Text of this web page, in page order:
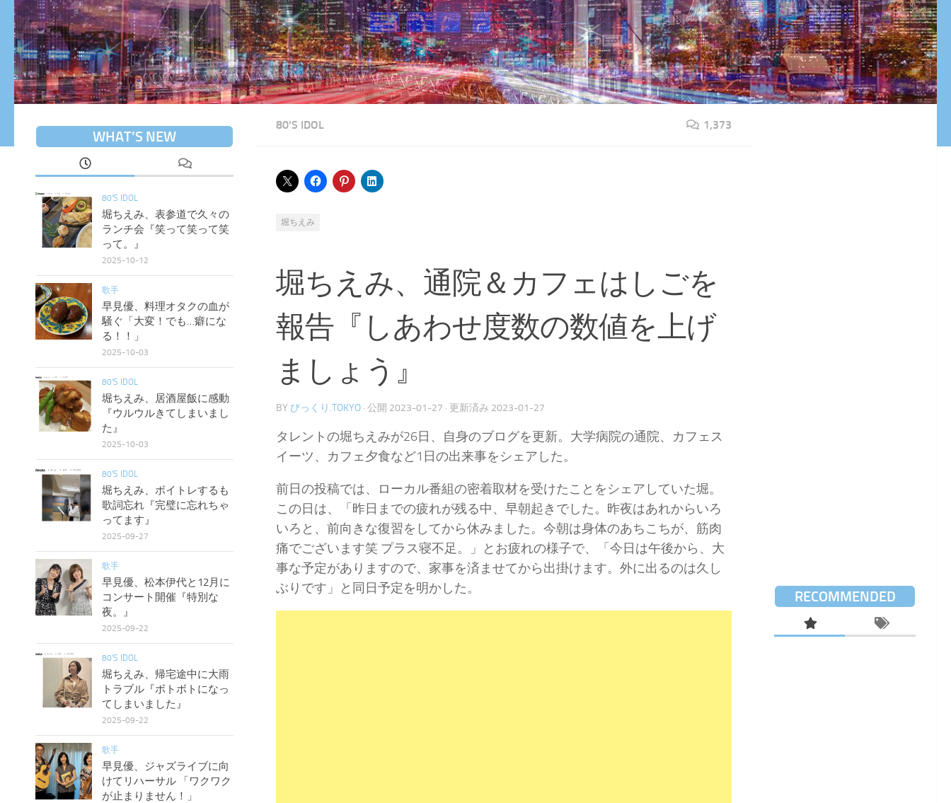
80'S IDOL 1,373
堀ちえみ
堀ちえみ、通院＆カフェはしごを
報告『しあわせ度数の数値を上げ
ましょう』
BY びっくり.TOKYO · 公開 2023-01-27 · 更新済み 2023-01-27
タレントの堀ちえみが26日、自身のブログを更新。大学病院の通院、カフェス
イーツ、カフェ夕食など1日の出来事をシェアした。
前日の投稿では、ローカル番組の密着取材を受けたことをシェアしていた堀。
この日は、「昨日までの疲れが残る中、早朝起きでした。昨夜はあれからいろ
いろと、前向きな復習をしてから休みました。今朝は身体のあちこちが、筋肉
痛でございます笑 プラス寝不足。」とお疲れの様子で、「今日は午後から、大
事な予定がありますので、家事を済ませてから出掛けます。外に出るのは久し
ぶりです」と同日予定を明かした。
WHAT’S NEW
80'S IDOL
堀ちえみ、表参道で久々の
ランチ会『笑って笑って笑
って。』
2025-10-12
歌手
早見優、料理オタクの血が
騒ぐ「大変！でも…癖にな
る！！」
2025-10-03
80'S IDOL
堀ちえみ、居酒屋飯に感動
『ウルウルきてしまいまし
た』
2025-10-03
80'S IDOL
堀ちえみ、ボイトレするも
歌詞忘れ『完璧に忘れちゃ
ってます』
2025-09-27
歌手
早見優、松本伊代と12月に
コンサート開催『特別な
夜。』
2025-09-22
80'S IDOL
堀ちえみ、帰宅途中に大雨
トラブル『ボトボトになっ
てしまいました』
2025-09-22
歌手
早見優、ジャズライブに向
けてリハーサル 「ワクワク
が止まりません！」
RECOMMENDED